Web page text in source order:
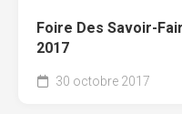
Foire Des Savoir-
2017
30 octobre 2017